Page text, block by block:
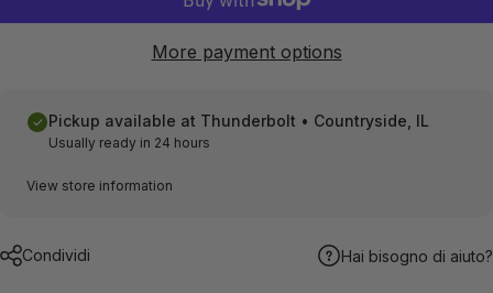
More payment options
Pickup available at Thunderbolt • Countryside, IL
Usually ready in 24 hours
View store information
Condividi Hai bisogno di aiuto?